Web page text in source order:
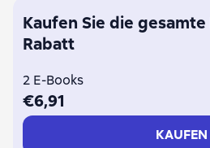
Kaufen Sie die
Rabatt
2 E-Books
€6,91
KAUFEN